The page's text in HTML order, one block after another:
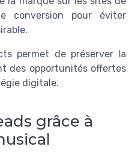
conversion pour éviter
permet de préserver la
des opportunités offertes
digitale.
grâce à